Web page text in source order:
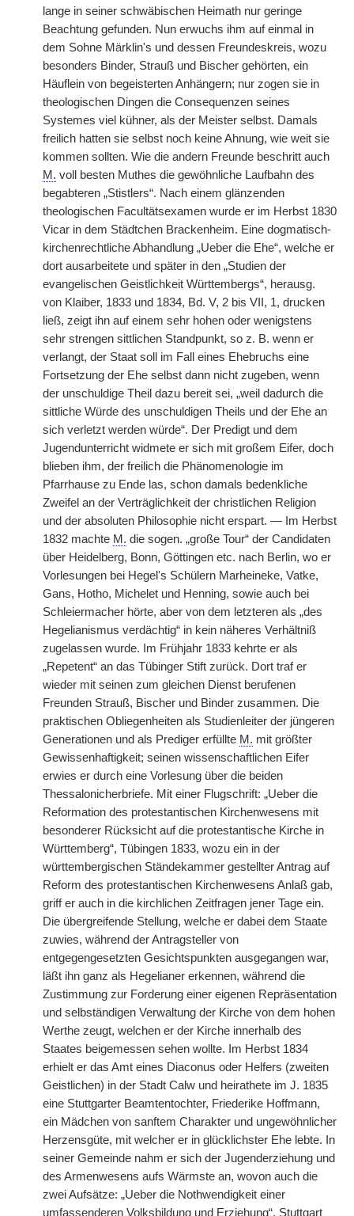
lange in seiner schwäbischen Heimath nur geringe
Beachtung gefunden. Nun erwuchs ihm auf einmal in
dem Sohne Märklin's und dessen Freundeskreis, wozu
besonders Binder, Strauß und Bischer gehörten, ein
Häuflein von begeisterten Anhängern; nur zogen sie in
theologischen Dingen die Consequenzen seines
Systemes viel kühner, als der Meister selbst. Damals
freilich hatten sie selbst noch keine Ahnung, wie weit sie
kommen sollten. Wie die andern Freunde beschritt auch
M. voll besten Muthes die gewöhnliche Laufbahn des
begabteren „Stistlers“. Nach einem glänzenden
theologischen Facultätsexamen wurde er im Herbst 1830
Vicar in dem Städtchen Brackenheim. Eine dogmatisch-
kirchenrechtliche Abhandlung „Ueber die Ehe“, welche er
dort ausarbeitete und später in den „Studien der
evangelischen Geistlichkeit Württembergs“, herausg.
von Klaiber, 1833 und 1834, Bd. V, 2 bis VII, 1, drucken
ließ, zeigt ihn auf einem sehr hohen oder wenigstens
sehr strengen sittlichen Standpunkt, so z. B. wenn er
verlangt, der Staat soll im Fall eines Ehebruchs eine
Fortsetzung der Ehe selbst dann nicht zugeben, wenn
der unschuldige Theil dazu bereit sei, „weil dadurch die
sittliche Würde des unschuldigen Theils und der Ehe an
sich verletzt werden würde“. Der Predigt und dem
Jugendunterricht widmete er sich mit großem Eifer, doch
blieben ihm, der freilich die Phänomenologie im
Pfarrhause zu Ende las, schon damals bedenkliche
Zweifel an der Verträglichkeit der christlichen Religion
und der absoluten Philosophie nicht erspart. — Im Herbst
1832 machte M. die sogen. „große Tour“ der Candidaten
über Heidelberg, Bonn, Göttingen etc. nach Berlin, wo er
Vorlesungen bei Hegel's Schülern Marheineke, Vatke,
Gans, Hotho, Michelet und Henning, sowie auch bei
Schleiermacher hörte, aber von dem letzteren als „des
Hegelianismus verdächtig“ in kein näheres Verhältniß
zugelassen wurde. Im Frühjahr 1833 kehrte er als
„Repetent“ an das Tübinger Stift zurück. Dort traf er
wieder mit seinen zum gleichen Dienst berufenen
Freunden Strauß, Bischer und Binder zusammen. Die
praktischen Obliegenheiten als Studienleiter der jüngeren
Generationen und als Prediger erfüllte M. mit größter
Gewissenhaftigkeit; seinen wissenschaftlichen Eifer
erwies er durch eine Vorlesung über die beiden
Thessalonicherbriefe. Mit einer Flugschrift: „Ueber die
Reformation des protestantischen Kirchenwesens mit
besonderer Rücksicht auf die protestantische Kirche in
Württemberg“, Tübingen 1833, wozu ein in der
württembergischen Ständekammer gestellter Antrag auf
Reform des protestantischen Kirchenwesens Anlaß gab,
griff er auch in die kirchlichen Zeitfragen jener Tage ein.
Die übergreifende Stellung, welche er dabei dem Staate
zuwies, während der Antragsteller von
entgegengesetzten Gesichtspunkten ausgegangen war,
läßt ihn ganz als Hegelianer erkennen, während die
Zustimmung zur Forderung einer eigenen Repräsentation
und selbständigen Verwaltung der Kirche von dem hohen
Werthe zeugt, welchen er der Kirche innerhalb des
Staates beigemessen sehen wollte. Im Herbst 1834
erhielt er das Amt eines Diaconus oder Helfers (zweiten
Geistlichen) in der Stadt Calw und heirathete im J. 1835
eine Stuttgarter Beamtentochter, Friederike Hoffmann,
ein Mädchen von sanftem Charakter und ungewöhnlicher
Herzensgüte, mit welcher er in glücklichster Ehe lebte. In
seiner Gemeinde nahm er sich der Jugenderziehung und
des Armenwesens aufs Wärmste an, wovon auch die
zwei Aufsätze: „Ueber die Nothwendigkeit einer
umfassenderen Volksbildung und Erziehung“, Stuttgart